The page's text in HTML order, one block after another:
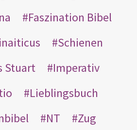
Faszination Bibel
Schienen
Stuart
Imperativ
Lieblingsbuch
NT
Zug